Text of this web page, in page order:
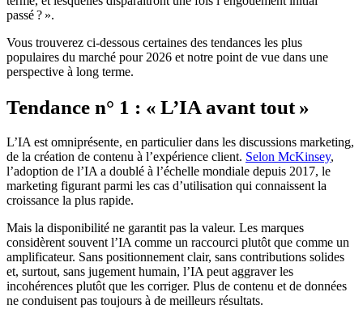
passé ? ».
Vous trouverez ci-dessous certaines des tendances les plus
populaires du marché pour 2026 et notre point de vue dans une
perspective à long terme.
Tendance n° 1 : « L’IA avant tout »
L’IA est omniprésente, en particulier dans les discussions marketing,
de la création de contenu à l’expérience client. Selon McKinsey,
l’adoption de l’IA a doublé à l’échelle mondiale depuis 2017, le
marketing figurant parmi les cas d’utilisation qui connaissent la
croissance la plus rapide.
Mais la disponibilité ne garantit pas la valeur. Les marques
considèrent souvent l’IA comme un raccourci plutôt que comme un
amplificateur. Sans positionnement clair, sans contributions solides
et, surtout, sans jugement humain, l’IA peut aggraver les
incohérences plutôt que les corriger. Plus de contenu et de données
ne conduisent pas toujours à de meilleurs résultats.